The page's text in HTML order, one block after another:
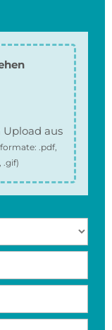
aus
.pdf,
.gif)